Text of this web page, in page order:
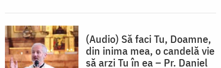
(Audio) Să faci Tu, Doamne,
din inima mea, o candelă vie
să arzi Tu în ea – Pr. Daniel